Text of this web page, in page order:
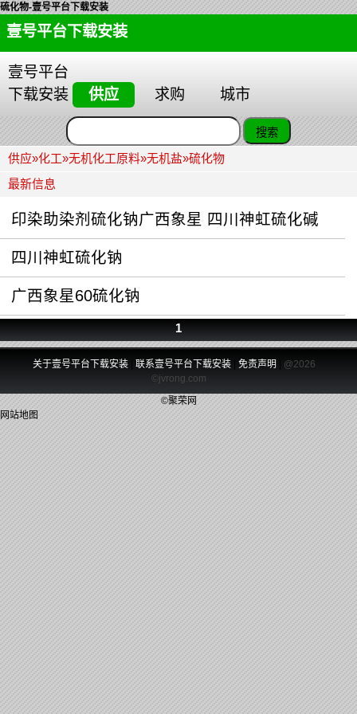
硫化物-壹号平台下载安装
壹号平台下载安装
壹号平台
下载安装
供应 求购 城市
供应»化工»无机化工原料»无机盐»硫化物
最新信息
印染助染剂硫化钠广西象星 四川神虹硫化碱
四川神虹硫化钠
广西象星60硫化钠
1
关于壹号平台下载安装 联系壹号平台下载安装| 免责声明
@2026
©jvrong.com
©聚荣网
网站地图